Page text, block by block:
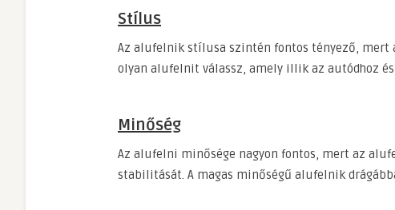
Stílus
Az alufelnik stílusa szintén fontos tényező, mert
olyan alufelnit válassz, amely illik az autódhoz
Minőség
Az alufelni minősége nagyon fontos, mert az
stabilitását. A magas minőségű alufelnik